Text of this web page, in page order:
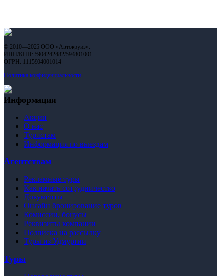
© 2010—2026 ООО «Автокруиз».
ИНН/КПП: 5904242482/594801001
ОГРН: 1115904001014
Политика конфиденциальности
Информация
Акции
О нас
Туристам
Информация по выездам
Агентствам
Рекламные туры
Как начать сотрудничество
Документы
Онлайн бронирование туров
Комиссии, бонусы
Реквизиты компании
Подписка на рассылку
Туры из Удмуртии
Туры